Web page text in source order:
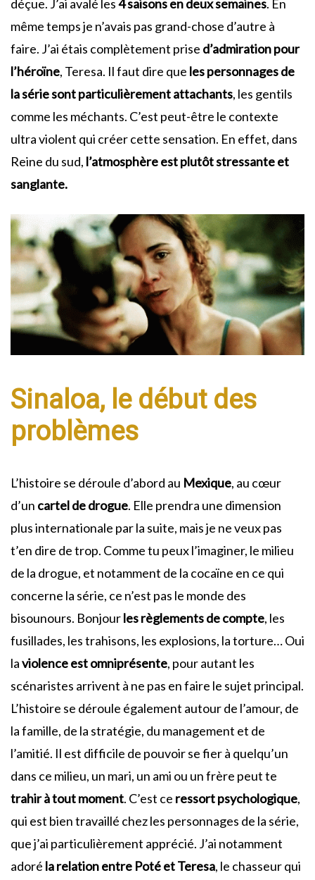
déçue. J’ai avalé les4 saisons en deux semaines. En
même temps je n’avais pas grand-chose d’autre à
faire. J’ai étais complètement prise d’admiration pour
l’héroïne, Teresa. Il faut dire que les personnages de
la série sont particulièrement attachants, les gentils
comme les méchants. C’est peut-être le contexte
ultra violent qui créer cette sensation. En effet, dans
Reine du sud, l’atmosphère est plutôt stressante et
sanglante.
Sinaloa, le début des
problèmes
L’histoire se déroule d’abord au Mexique, au cœur
d’un cartel de drogue. Elle prendra une dimension
plus internationale par la suite, mais je ne veux pas
t’en dire de trop. Comme tu peux l’imaginer, le milieu
de la drogue, et notamment de la cocaïne en ce qui
concerne la série, ce n’est pas le monde des
bisounours. Bonjourles règlements de compte, les
fusillades, les trahisons, les explosions, la torture… Oui
laviolence est omniprésente, pour autant les
scénaristes arrivent à ne pas en faire le sujet principal.
L’histoire se déroule également autour de l’amour, de
la famille, de la stratégie, du management et de
l’amitié. Il est difficile de pouvoir se fier à quelqu’un
dans ce milieu, un mari, un ami ou un frère peut te
trahir à tout moment. C’est ce ressort psychologique,
qui est bien travaillé chez les personnages de la série,
que j’ai particulièrement apprécié. J’ai notamment
adoré la relation entre Poté et Teresa, le chasseur qui